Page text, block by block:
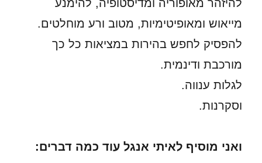
להיזהר מאופוריה ומדיסטופיה, להימנע
מייאוש ומאופיטימיות, מטוב ורע מוחלטים.
להפסיק לחפש בהירות במציאות כל כך
מורכבת ודינמית.
לגלות ענווה.
וסקרנות.
ואני מוסיף לאיתי אנגל עוד כמה דברים: